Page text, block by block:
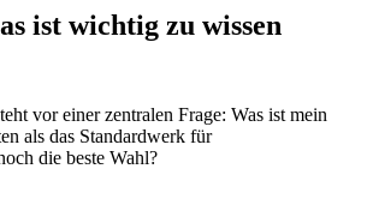
ist wichtig zu wissen
vor einer zentralen Frage: Was ist mein
als das Standardwerk für
die beste Wahl?